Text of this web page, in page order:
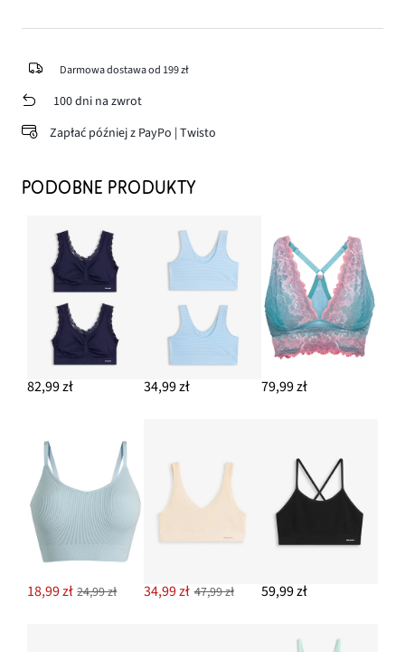
Darmowa dostawa od 199 zł
100 dni na zwrot
Zapłać później z PayPo | Twisto
PODOBNE PRODUKTY
82,99 zł 34,99 zł 79,99 zł
18,99 zł 24,99 zł 34,99 zł 47,99 zł 59,99 zł